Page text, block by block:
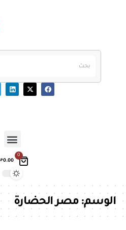
0
EGP0.00
الوسم:مصر الحضارة